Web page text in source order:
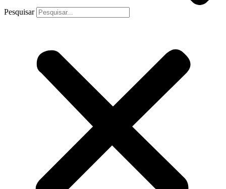
Pesquisar